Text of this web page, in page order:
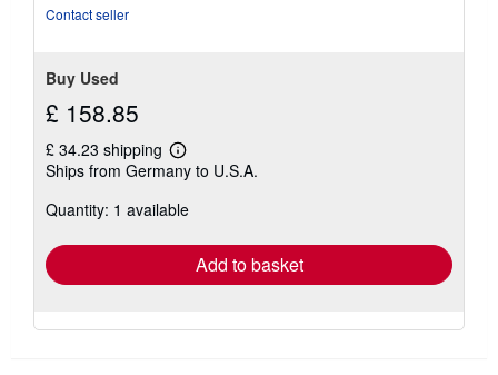
Contact seller
Buy Used
£ 158.85
£ 34.23 shipping
Learn
more
shipping
Ships from Germany to U.S.A.
Quantity: 1 available
Add to basket